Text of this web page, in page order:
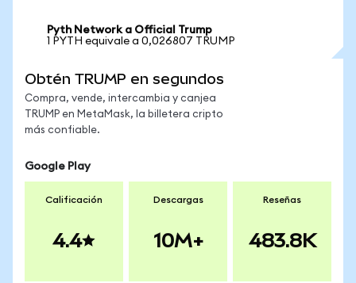
Pyth Network a Official Trump
1 PYTH equivale a 0,026807 TRUMP
Obtén TRUMP en segundos
Compra, vende, intercambia y canjea
TRUMP en MetaMask, la billetera cripto
más confiable.
Google Play
Calificación
4.4
Descargas
10M+
Reseñas
483.8K